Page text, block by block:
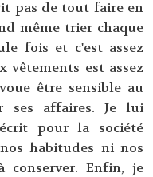
pas de tout faire en
même trier chaque
fois et c'est assez
vêtements est assez
être sensible au
ses affaires. Je lui
pour la société
habitudes ni nos
conserver. Enfin, je